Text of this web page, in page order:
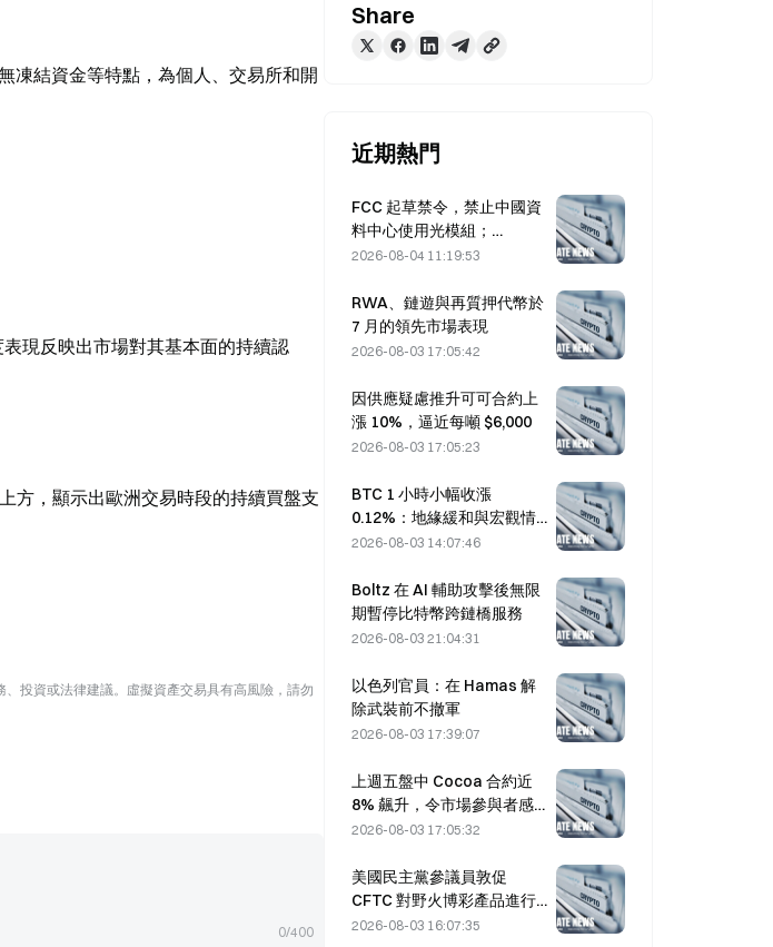
凍結資金等特點，為個人、交易所和開
現反映出市場對其基本面的持續認
方，顯示出歐洲交易時段的持續買盤支
投資或法律建議。虛擬資產交易具有高風險，請勿
0/400
Share
近期熱門
FCC 起草禁令，禁止中國資
料中心使用光模組；
Xinyuan 的 27% 市占率可能
2026-08-04 11:19:53
RWA、鏈遊與再質押代幣於
7 月的領先市場表現
2026-08-03 17:05:42
因供應疑慮推升可可合約上
漲 10%，逼近每噸 $6,000
2026-08-03 17:05:23
BTC 1 小時小幅收漲
0.12%：地緣緩和與宏觀情
緒共振推動短線反彈
2026-08-03 14:07:46
Boltz 在 AI 輔助攻擊後無限
期暫停比特幣跨鏈橋服務
2026-08-03 21:04:31
以色列官員：在 Hamas 解
除武裝前不撤軍
2026-08-03 17:39:07
上週五盤中 Cocoa 合約近
8% 飆升，令市場參與者感
到意外
2026-08-03 17:05:32
美國民主黨參議員敦促
CFTC 對野火博彩產品進行
限制，理由是創紀錄的火災
2026-08-03 16:07:35